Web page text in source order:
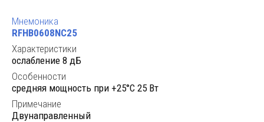
Мнемоника
RFHB0608NC25
Характеристики
ослабление 8 дБ
Особенности
cредняя мощность при +25°C 25 Вт
Примечание
Двунаправленный